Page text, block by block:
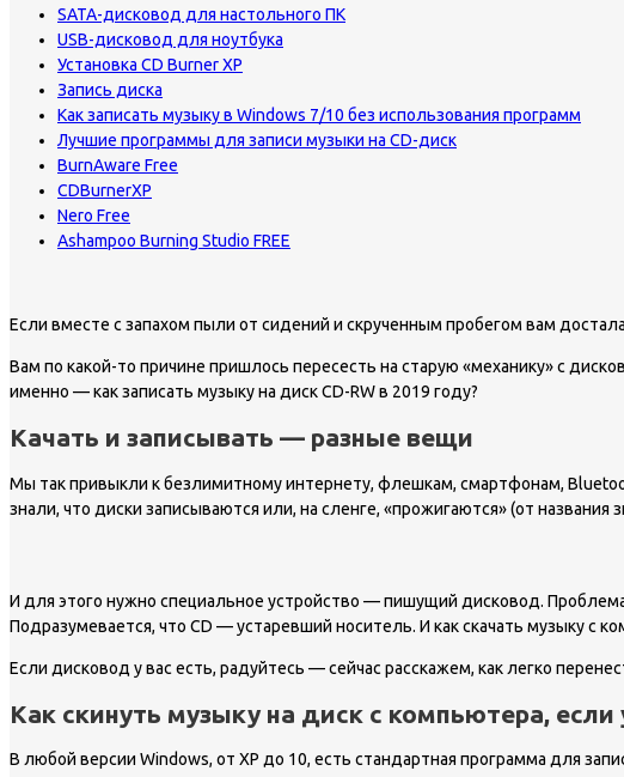
SATA-дисковод для настольного ПК
USB-дисковод для ноутбука
Установка CD Burner XP
Запись диска
Как записать музыку в Windows 7/10 без использования программ
Лучшие программы для записи музыки на CD-диск
BurnAware Free
CDBurnerXP
Nero Free
Ashampoo Burning Studio FREE
Если вместе с запахом пыли от сидений и скрученным пробегом вам
Вам по какой-то причине пришлось пересесть на старую «механику» с
именно — как записать музыку на диск СD-RW в 2019 году?
Качать и записывать — разные вещи
Мы так привыкли к безлимитному интернету, флешкам, смартфонам,
знали, что диски записываются или, на сленге, «прожигаются» (от
И для этого нужно специальное устройство — пишущий дисковод.
Подразумевается, что CD — устаревший носитель. И как скачать музыку с
Если дисковод у вас есть, радуйтесь — сейчас расскажем, как легко
Как скинуть музыку на диск с компьютера, если
В любой версии Windows, от XP до 10, есть стандартная программа для